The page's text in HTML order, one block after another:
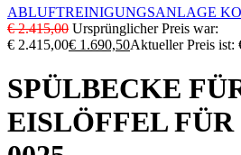
ABLUFTREINIGUNGSANLAGE
€2.415,00 Ursprünglicher Preis war:
€ 2.415,00€ 1.690,50Aktueller Preis ist:
SPÜLBECKE
EISLÖFFEL FÜR